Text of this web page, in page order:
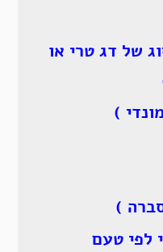
של דג טרי או
)
)
לפי טעם